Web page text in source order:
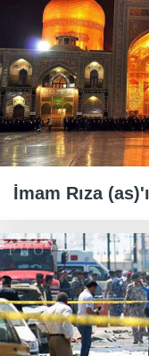
İmam Rıza